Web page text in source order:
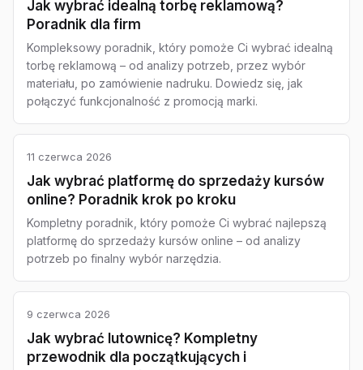
Jak wybrać idealną torbę reklamową?
Poradnik dla firm
Kompleksowy poradnik, który pomoże Ci wybrać idealną
torbę reklamową – od analizy potrzeb, przez wybór
materiału, po zamówienie nadruku. Dowiedz się, jak
połączyć funkcjonalność z promocją marki.
11 czerwca 2026
Jak wybrać platformę do sprzedaży kursów
online? Poradnik krok po kroku
Kompletny poradnik, który pomoże Ci wybrać najlepszą
platformę do sprzedaży kursów online – od analizy
potrzeb po finalny wybór narzędzia.
9 czerwca 2026
Jak wybrać lutownicę? Kompletny
przewodnik dla początkujących i